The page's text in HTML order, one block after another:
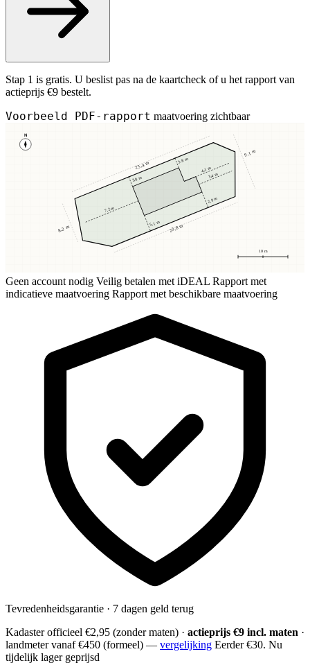
Stap 1 is gratis. U beslist pas na de kaartcheck of u het rapport van
actieprijs €9 bestelt.
Voorbeeld PDF-rapport maatvoering zichtbaar
N
10 m
3,8 m
3,8 m
5,1 m
2,9 m
7,2 m
3,4 m
4,1 m
25,4 m
23,8 m
8,2 m
9,1 m
Geen account nodig Veilig betalen met iDEAL Rapport met
indicatieve maatvoering Rapport met beschikbare maatvoering
Tevredenheidsgarantie · 7 dagen geld terug
Kadaster officieel €2,95 (zonder maten) · actieprijs €9 incl. maten ·
landmetervanaf €450 (formeel) — vergelijking Eerder €30. Nu
tijdelijk lager geprijsd